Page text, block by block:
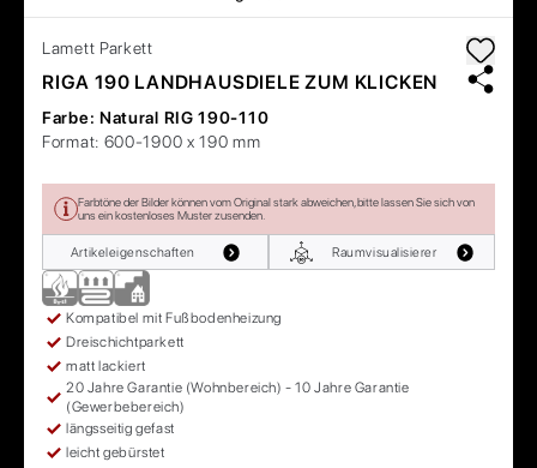
Lamett Parkett
RIGA 190 LANDHAUSDIELE ZUM KLICKEN
Farbe: Natural RIG 190-110
Format: 600-1900 x 190 mm
Farbtöne der Bilder können vom Original stark abweichen, bitte lassen Sie sich von
uns ein kostenloses Muster zusenden.
Artikeleigenschaften Raumvisualisierer
Kompatibel mit Fußbodenheizung
Dreischichtparkett
matt lackiert
20 Jahre Garantie (Wohnbereich) - 10 Jahre Garantie
(Gewerbebereich)
längsseitig gefast
leicht gebürstet